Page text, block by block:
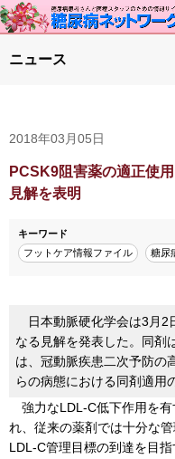
談話室BBS
糖尿病のきほん
特集・連載
腎臓の健康道
インスリンポンプ
グリコアルブミン
特集・連載 一覧へ
1型ライフ
ニュース
2018年03月05日
PCSK9阻害薬の適正使
見解を表明
キーワード
フットケア情報ファイル
糖尿
日本動脈硬化学会は3月2
なる見解を発表した。同剤
は、冠動脈疾患二次予防の
らの病態における同剤適用
強力なLDL-C低下作用を有
れ、従来の薬剤では十分な
LDL-C管理目標の到達を目